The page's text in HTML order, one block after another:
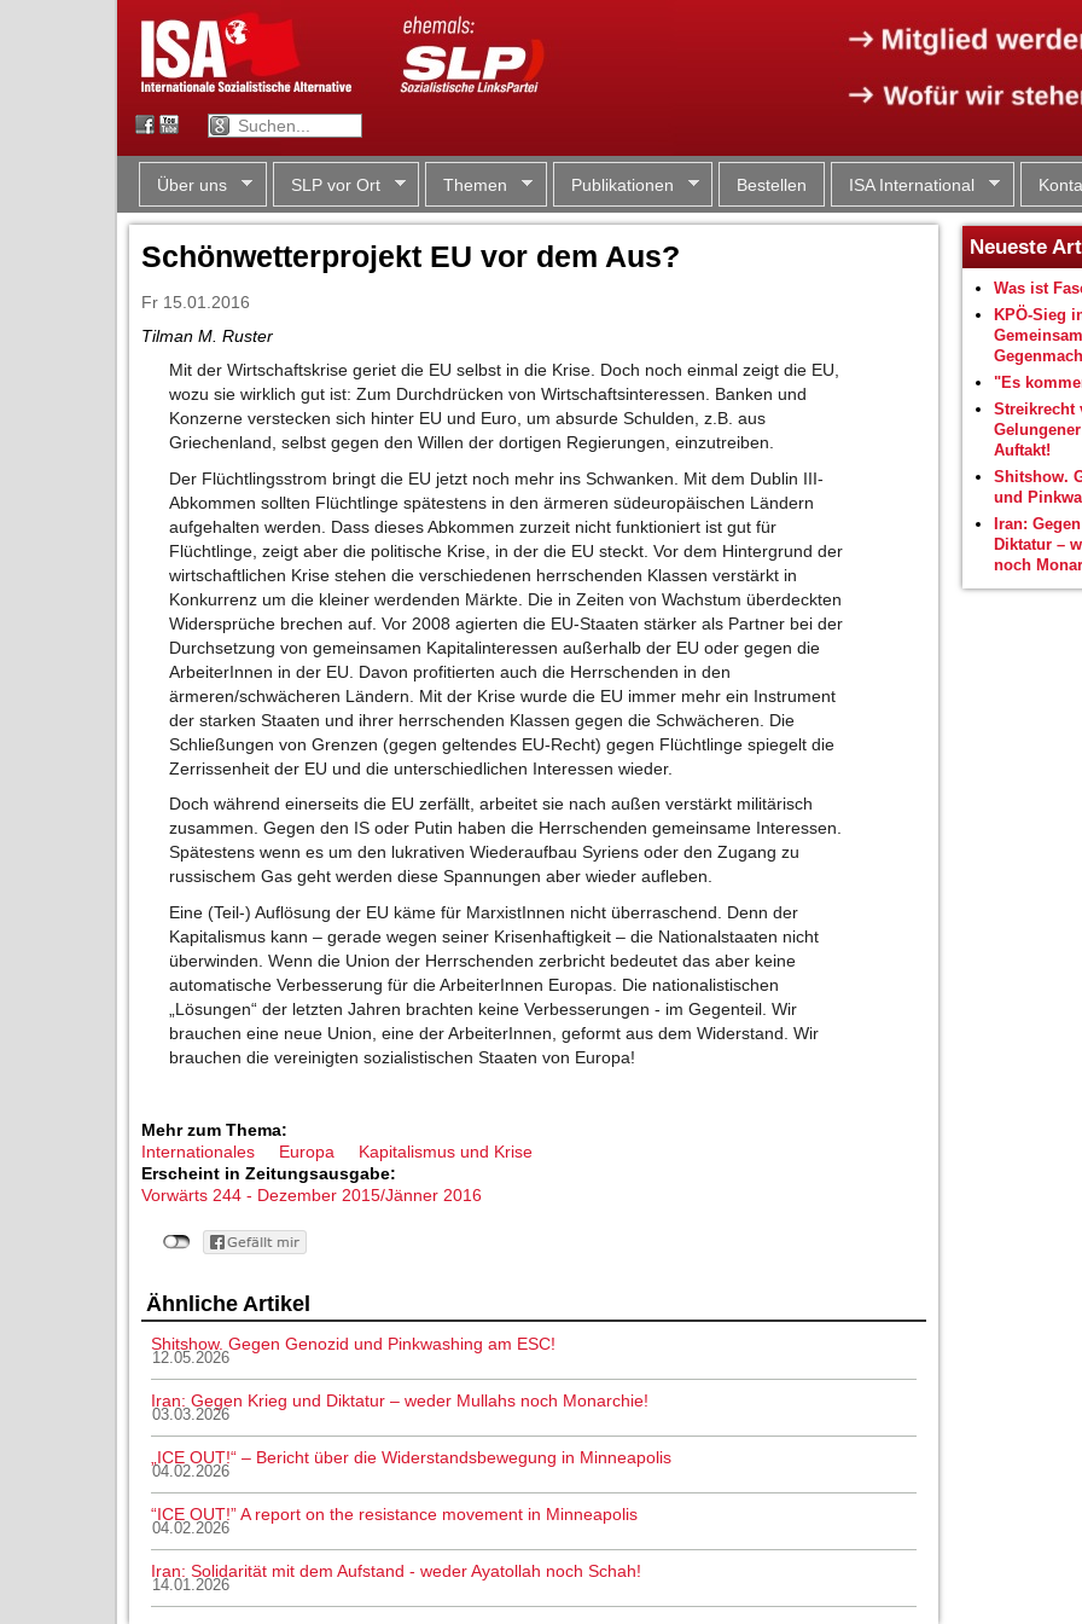
Über uns SLP vor Ort Themen Publikationen Bestellen ISA International
Schönwetterprojekt EU vor dem Aus?
Fr 15.01.2016
Tilman M. Ruster
Mit der Wirtschaftskrise geriet die EU selbst in die Krise. Doch noch einmal zeigt die EU,
wozu sie wirklich gut ist: Zum Durchdrücken von Wirtschaftsinteressen. Banken und
Konzerne verstecken sich hinter EU und Euro, um absurde Schulden, z.B. aus
Griechenland, selbst gegen den Willen der dortigen Regierungen, einzutreiben.
Der Flüchtlingsstrom bringt die EU jetzt noch mehr ins Schwanken. Mit dem Dublin III-
Abkommen sollten Flüchtlinge spätestens in den ärmeren südeuropäischen Ländern
aufgehalten werden. Dass dieses Abkommen zurzeit nicht funktioniert ist gut für
Flüchtlinge, zeigt aber die politische Krise, in der die EU steckt. Vor dem Hintergrund der
wirtschaftlichen Krise stehen die verschiedenen herrschenden Klassen verstärkt in
Konkurrenz um die kleiner werdenden Märkte. Die in Zeiten von Wachstum überdeckten
Widersprüche brechen auf. Vor 2008 agierten die EU-Staaten stärker als Partner bei der
Durchsetzung von gemeinsamen Kapitalinteressen außerhalb der EU oder gegen die
ArbeiterInnen in der EU. Davon profitierten auch die Herrschenden in den
ärmeren/schwächeren Ländern. Mit der Krise wurde die EU immer mehr ein Instrument
der starken Staaten und ihrer herrschenden Klassen gegen die Schwächeren. Die
Schließungen von Grenzen (gegen geltendes EU-Recht) gegen Flüchtlinge spiegelt die
Zerrissenheit der EU und die unterschiedlichen Interessen wieder.
Doch während einerseits die EU zerfällt, arbeitet sie nach außen verstärkt militärisch
zusammen. Gegen den IS oder Putin haben die Herrschenden gemeinsame Interessen.
Spätestens wenn es um den lukrativen Wiederaufbau Syriens oder den Zugang zu
russischem Gas geht werden diese Spannungen aber wieder aufleben.
Eine (Teil-) Auflösung der EU käme für MarxistInnen nicht überraschend. Denn der
Kapitalismus kann – gerade wegen seiner Krisenhaftigkeit – die Nationalstaaten nicht
überwinden. Wenn die Union der Herrschenden zerbricht bedeutet das aber keine
automatische Verbesserung für die ArbeiterInnen Europas. Die nationalistischen
„Lösungen“ der letzten Jahren brachten keine Verbesserungen - im Gegenteil. Wir
brauchen eine neue Union, eine der ArbeiterInnen, geformt aus dem Widerstand. Wir
brauchen die vereinigten sozialistischen Staaten von Europa!
Mehr zum Thema:
Internationales
Europa
Kapitalismus und Krise
Erscheint in Zeitungsausgabe:
Vorwärts 244 - Dezember 2015/Jänner 2016
Ähnliche Artikel
Shitshow. Gegen Genozid und Pinkwashing am ESC!
12.05.2026
Iran: Gegen Krieg und Diktatur – weder Mullahs noch Monarchie!
03.03.2026
„ICE OUT!“ – Bericht über die Widerstandsbewegung in Minneapolis
04.02.2026
“ICE OUT!” A report on the resistance movement in Minneapolis
04.02.2026
Iran: Solidarität mit dem Aufstand - weder Ayatollah noch Schah!
14.01.2026
Neueste
Was ist
KPÖ-Sieg
"Es
Streikrecht
Auftakt!
Shitshow.
und
Iran:
Diktatur –
noch